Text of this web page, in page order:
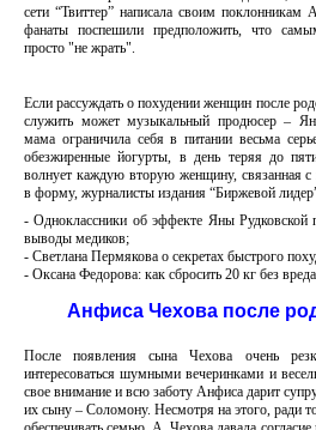
сети “Твиттер” написала своим
фанаты поспешили предположить, что
просто "не жрать".
Если рассуждать о похудении женщин после
служить может музыкальный продюсер –
мама ограничила себя в питании весьма
обезжиренные йогурты, в день теряя до
волнует каждую вторую женщину, связанная с
в форму, журналисты издания “Биржевой
- Одноклассники об эффекте Яны
выводы медиков;
- Светлана Пермякова о секретах быстрого
- Оксана Федорова: как сбросить 20 кг без
Анфиса Чехова после
После появления сына Чехова очень
интересоваться шумными вечеринками и
свое внимание и всю заботу Анфиса дарит
их сыну – Соломону. Несмотря на этого, ради